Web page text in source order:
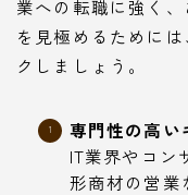
業への転職に強く
を見極めるために
クしましょう。
専門性の高い
IT業界やコン
形商材の営業